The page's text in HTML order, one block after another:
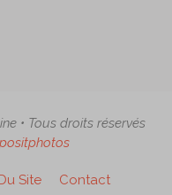
• Tous droits réservés
Site Contact